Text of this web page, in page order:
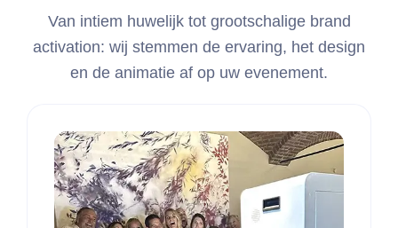
Van intiem huwelijk tot grootschalige brand
activation: wij stemmen de ervaring, het design
en de animatie af op uw evenement.